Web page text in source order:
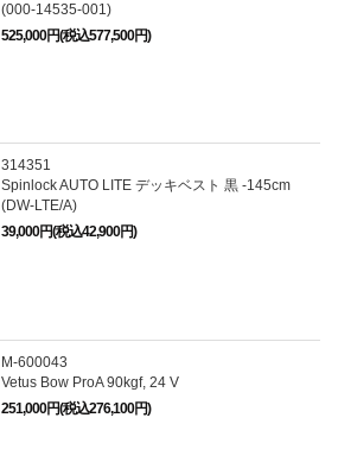
(000-14535-001)
525,000円(税込577,500円)
314351
Spinlock AUTO LITE デッキベスト 黒 -145cm
(DW-LTE/A)
39,000円(税込42,900円)
M-600043
Vetus Bow ProA 90kgf, 24 V
251,000円(税込276,100円)